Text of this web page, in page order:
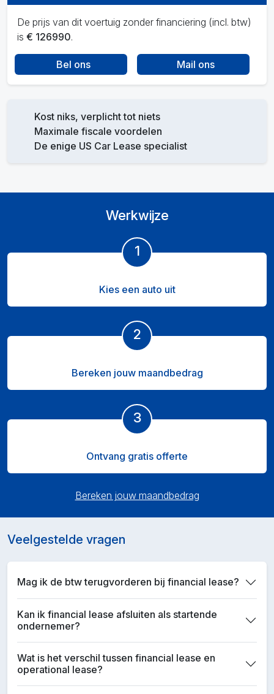
De prijs van dit voertuig zonder financiering (incl. btw)
is € 126990.
Bel ons Mail ons
Kost niks, verplicht tot niets
Maximale fiscale voordelen
De enige US Car Lease specialist
Werkwijze
1
Kies een auto uit
2
Bereken jouw maandbedrag
3
Ontvang gratis offerte
Bereken jouw maandbedrag
Veelgestelde vragen
Mag ik de btw terugvorderen bij financial lease?
Kan ik financial lease afsluiten als startende
ondernemer?
Wat is het verschil tussen financial lease en
operational lease?